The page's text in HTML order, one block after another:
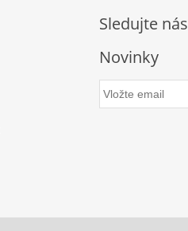
Sledujte nás
Novinky